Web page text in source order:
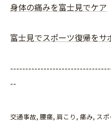
身体の痛みを富士見でケア
富士見でスポーツ復帰をサ
--
交通事故 腰痛 肩こり 痛み ス